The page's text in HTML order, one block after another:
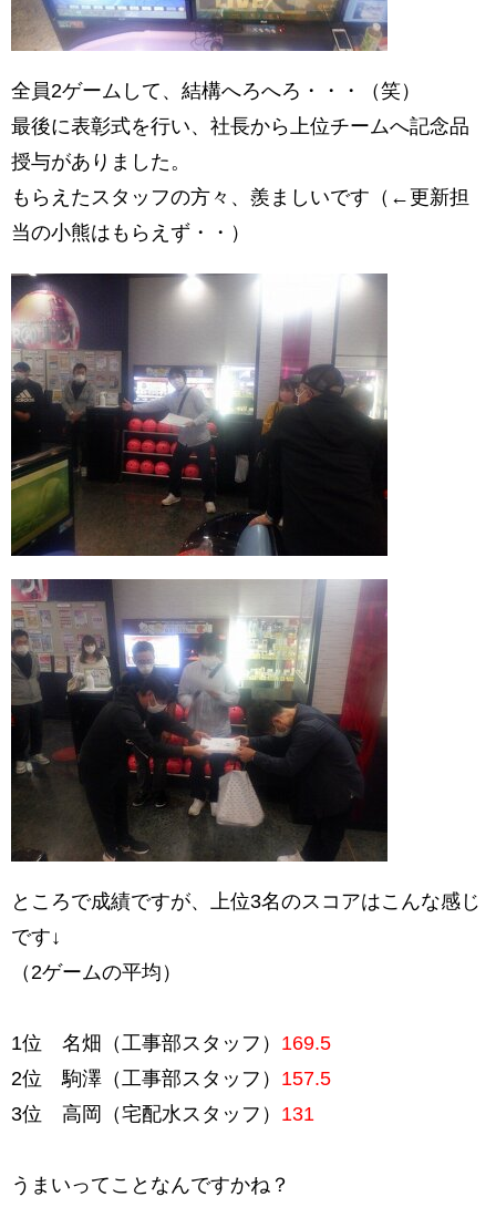
全員2ゲームして、結構へろへろ・・・（笑）
最後に表彰式を行い、社長から上位チームへ記念品
授与がありました。
もらえたスタッフの方々、羨ましいです（←更新担
当の小熊はもらえず・・）
ところで成績ですが、上位3名のスコアはこんな感じ
です↓
（2ゲームの平均）
1位 名畑（工事部スタッフ） 169.5
2位 駒澤（工事部スタッフ） 157.5
3位 高岡（宅配水スタッフ） 131
うまいってことなんですかね？